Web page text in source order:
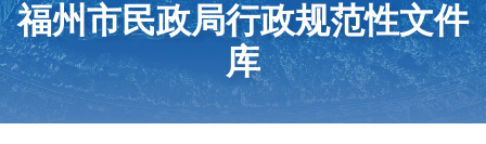
福州市民政局行政规范性文件
库